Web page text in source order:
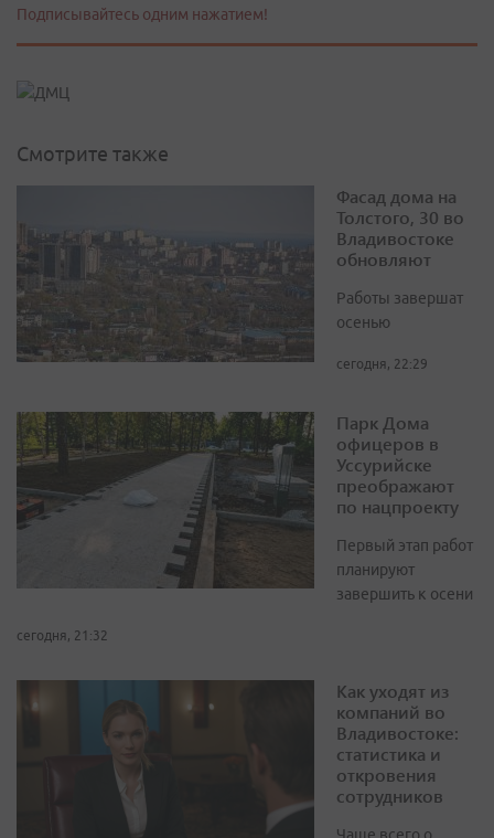
Подписывайтесь одним нажатием!
Смотрите также
Фасад дома на
Толстого, 30 во
Владивостоке
обновляют
Работы завершат
осенью
сегодня, 22:29
Парк Дома
офицеров в
Уссурийске
преображают
по нацпроекту
Первый этап работ
планируют
завершить к осени
сегодня, 21:32
Как уходят из
компаний во
Владивостоке:
статистика и
откровения
сотрудников